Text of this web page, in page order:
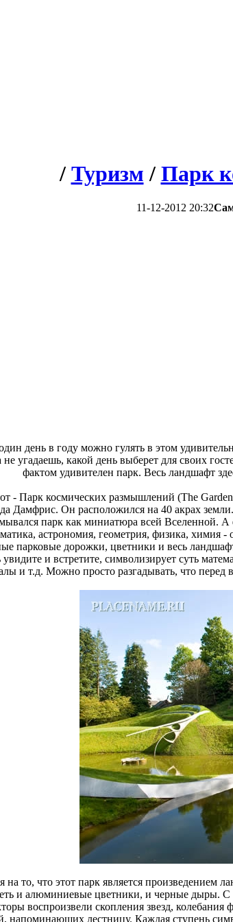
/ Туризм / Парк
11-12-2012 20:32
день в году можно гулять в этом
не угадаешь, какой день выберет для своих
фактом удивителен парк. Весь ландшафт
- Парк космических размышлений (The
Дамфрис. Он расположился на 40 акрах
парк как миниатюра всей Вселенной.
астрономия, геометрия, физика, химия -
парковые дорожки, цветники и весь
увидите и встретите, символизирует суть
и т.д. Можно просто разгадывать, что
на то, что этот парк является произведением
и алюминиевые цветники, и черные дыры.
воспроизвели скопления звезд,
напоминающих лестницу. Каждая ступень